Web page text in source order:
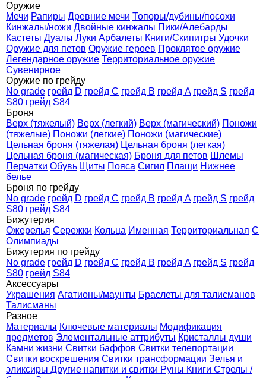
Оружие
Мечи Рапиры Древние мечи Топоры/дубины/посохи
Кинжалы/ножи Двойные кинжалы Пики/Алебарды
Кастеты Дуалы Луки Арбалеты Книги/Скипитры Удочки
Оружие для петов Оружие героев Проклятое оружие
Легендарное оружие Территориальное оружие
Сувенирное
Оружие по грейду
No grade грейд D грейд C грейд B грейд A грейд S грейд
S80 грейд S84
Броня
Верх (тяжелый) Верх (легкий) Верх (магический) Поножи
(тяжелые) Поножи (легкие) Поножи (магические)
Цельная броня (тяжелая) Цельная броня (легкая)
Цельная броня (магическая) Броня для петов Шлемы
Перчатки Обувь Щиты Пояса Сигил Плащи Нижнее
белье
Броня по грейду
No grade грейд D грейд C грейд B грейд A грейд S грейд
S80 грейд S84
Бижутерия
Ожерелья Сережки Кольца Именная Территориальная С
Олимпиады
Бижутерия по грейду
No grade грейд D грейд C грейд B грейд A грейд S грейд
S80 грейд S84
Аксессуары
Украшения Агатионы/маунты Браслеты для талисманов
Талисманы
Разное
Материалы Ключевые материалы Модификация
предметов Элементальные аттрибуты Кристаллы души
Камни жизни Свитки баффов Свитки телепортации
Свитки воскрешения Свитки трансформации Зелья и
эликсиры Другие напитки и свитки Руны Книги Стрелы /